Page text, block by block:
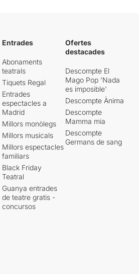
Entrades
Abonaments
teatrals
Tiquets Regal
Entrades
espectacles a
Madrid
Millors monòlegs
Millors musicals
Millors espectacles
familiars
Black Friday
Teatral
Guanya entrades
de teatre gratis -
concursos
Ofertes
destacades
Descompte El
Mago Pop 'Nada
es imposible'
Descompte Ànima
Descompte
Mamma mia
Descompte
Germans de sang